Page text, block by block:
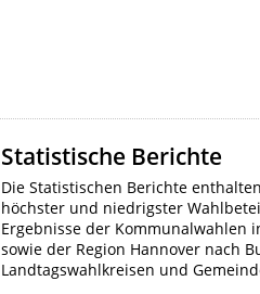
Statistische Berichte
Die Statistischen Berichte
höchster und niedrigster
Ergebnisse der Kommunalwahlen
sowie der Region Hannover nach
Landtagswahlkreisen und